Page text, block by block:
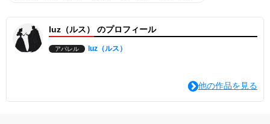
luz（ルス） のプロフィール
アパレル luz（ルス）
他の作品を見る